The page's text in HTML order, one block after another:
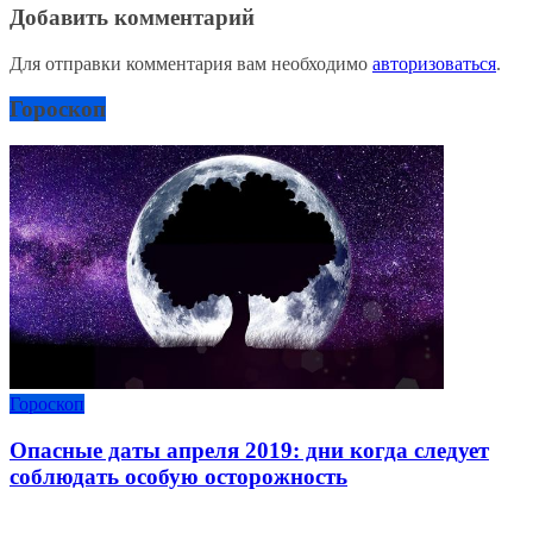
Добавить комментарий
Для отправки комментария вам необходимо авторизоваться.
Гороскоп
Гороскоп
Опасные даты апреля 2019: дни когда следует
соблюдать особую осторожность